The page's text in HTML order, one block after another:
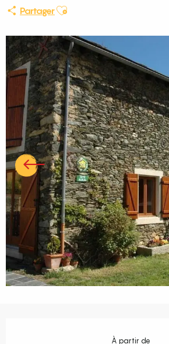
PartagerAjouter aux favoris
À partir de